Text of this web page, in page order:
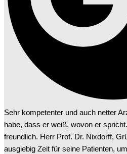
Sehr kompetenter und auch netter
habe, dass er weiß, wovon er
freundlich. Herr Prof. Dr. Nixdorff,
ausgiebig Zeit für seine Patienten,